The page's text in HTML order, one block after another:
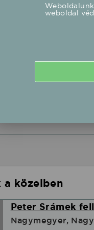
a közelben
Peter Srámek
Nagymegyer,
weboldal